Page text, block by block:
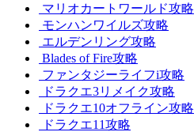
マリオカートワールド攻略
モンハンワイルズ攻略
エルデンリング攻略
Blades of Fire攻略
ファンタジーライフi攻略
ドラクエ3リメイク攻略
ドラクエ10オフライン攻略
ドラクエ11攻略